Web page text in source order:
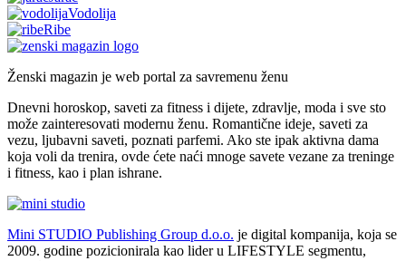
Vodolija
Ribe
Ženski magazin je web portal za savremenu ženu
Dnevni horoskop, saveti za fitness i dijete, zdravlje, moda i sve sto
može zainteresovati modernu ženu. Romantične ideje, saveti za
vezu, ljubavni saveti, poznati parfemi. Ako ste ipak aktivna dama
koja voli da trenira, ovde ćete naći mnoge savete vezane za treninge
i fitness, kao i plan ishrane.
Mini STUDIO Publishing Group d.o.o. je digital kompanija, koja se
2009. godine pozicionirala kao lider u LIFESTYLE segmentu,